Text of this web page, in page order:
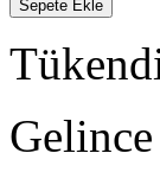
Sepete Ekle